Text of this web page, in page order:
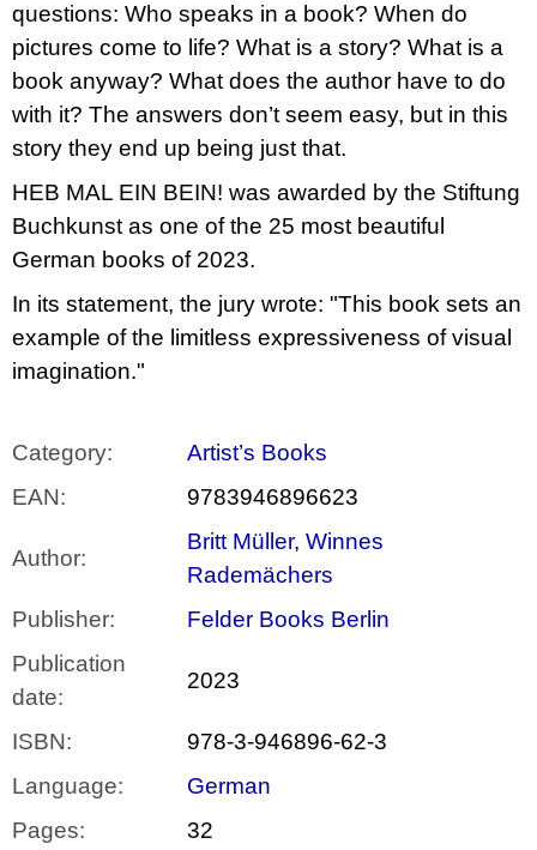
questions: Who speaks in a book? When do
pictures come to life? What is a story? What is a
book anyway? What does the author have to do
with it? The answers don’t seem easy, but in this
story they end up being just that.
HEB MAL EIN BEIN! was awarded by the Stiftung
Buchkunst as one of the 25 most beautiful
German books of 2023.
In its statement, the jury wrote: "This book sets an
example of the limitless expressiveness of visual
imagination."
Category:
Artist’s Books
EAN: 9783946896623
Author:
Britt Müller, Winnes
Rademächers
Publisher:
Felder Books Berlin
Publication
date:
2023
ISBN:
978-3-946896-62-3
Language:
German
Pages: 32